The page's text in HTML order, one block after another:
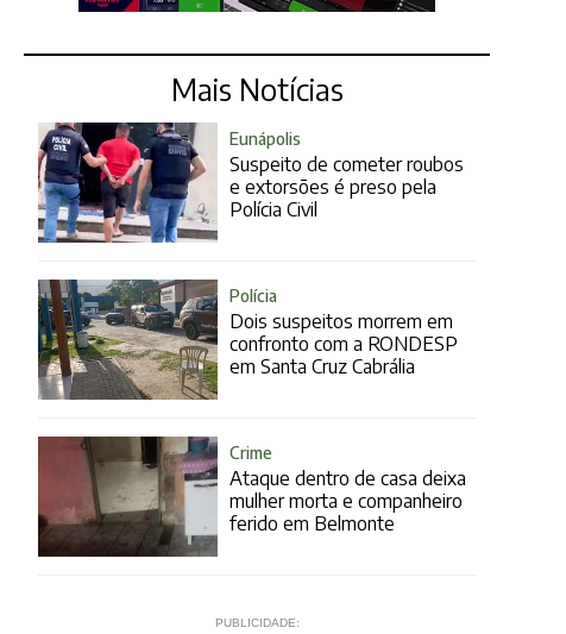
Mais Notícias
Eunápolis
Suspeito de cometer roubos
e extorsões é preso pela
Polícia Civil
Polícia
Dois suspeitos morrem em
confronto com a RONDESP
em Santa Cruz Cabrália
Crime
Ataque dentro de casa deixa
mulher morta e companheiro
ferido em Belmonte
PUBLICIDADE: